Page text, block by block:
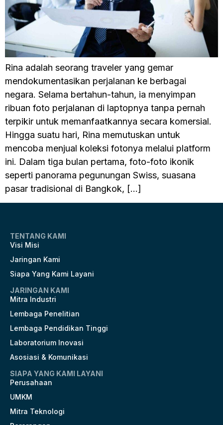
Rina adalah seorang traveler yang gemar
mendokumentasikan perjalanan ke berbagai
negara. Selama bertahun-tahun, ia menyimpan
ribuan foto perjalanan di laptopnya tanpa pernah
terpikir untuk memanfaatkannya secara komersial.
Hingga suatu hari, Rina memutuskan untuk
mencoba menjual koleksi fotonya melalui platform
ini. Dalam tiga bulan pertama, foto-foto ikonik
seperti panorama pegunungan Swiss, suasana
pasar tradisional di Bangkok, […]
TENTANG KAMI
Visi Misi
Jaringan Kami
Siapa Yang Kami Layani
JARINGAN KAMI
Mitra Industri
Lembaga Penelitian
Lembaga Pendidikan Tinggi
Laboratorium Inovasi
Asosiasi & Komunikasi
SIAPA YANG KAMI LAYANI
Perusahaan
UMKM
Mitra Teknologi